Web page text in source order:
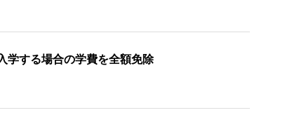
学する場合の学費を全額免除